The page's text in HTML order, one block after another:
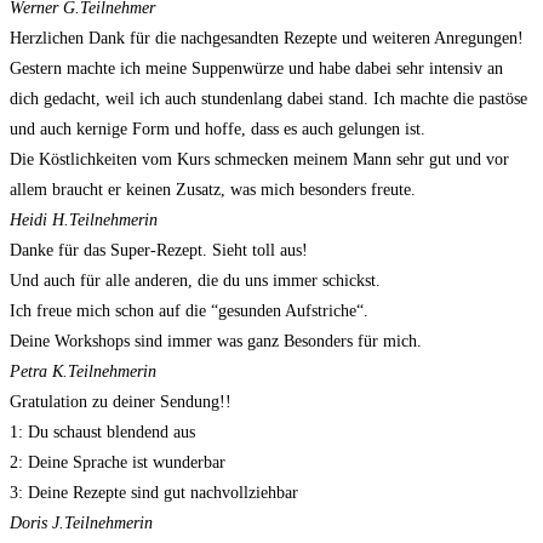
Werner G. Teilnehmer
Herzlichen Dank für die nachgesandten Rezepte und weiteren Anregungen!
Gestern machte ich meine Suppenwürze und habe dabei sehr intensiv an
dich gedacht, weil ich auch stundenlang dabei stand. Ich machte die pastöse
und auch kernige Form und hoffe, dass es auch gelungen ist.
Die Köstlichkeiten vom Kurs schmecken meinem Mann sehr gut und vor
allem braucht er keinen Zusatz, was mich besonders freute.
Heidi H. Teilnehmerin
Danke für das Super-Rezept. Sieht toll aus!
Und auch für alle anderen, die du uns immer schickst.
Ich freue mich schon auf die “gesunden Aufstriche“.
Deine Workshops sind immer was ganz Besonders für mich.
Petra K. Teilnehmerin
Gratulation zu deiner Sendung!!
1: Du schaust blendend aus
2: Deine Sprache ist wunderbar
3: Deine Rezepte sind gut nachvollziehbar
Doris J. Teilnehmerin